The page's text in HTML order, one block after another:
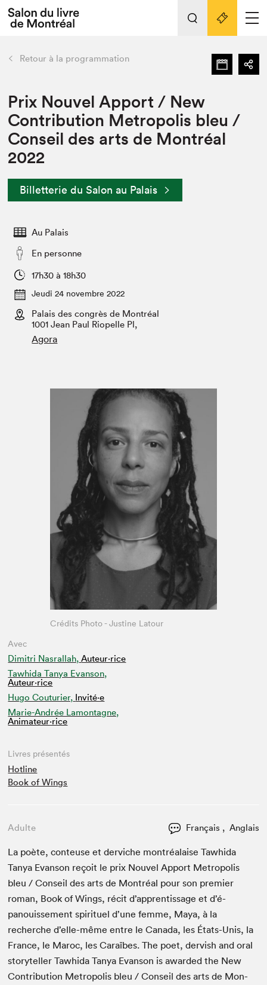
Espace enseignant·e·s
Espace médias
L'événement
Préparer sa visite au Salon
Actualités
SLM PRO
retour Nos activités
Préparer sa visite
Salon au Palais
Salon dans la ville et en ligne
Liens pratiques
Retour à la programmation
Prix Nouvel Apport / New
Contribution Metropolis bleu /
Conseil des arts de Montréal
2022
Billetterie du Salon au Palais
Au Palais
En personne
17h30 à 18h30
Jeudi 24 novembre 2022
Palais des congrès de Montréal
1001 Jean Paul Riopelle Pl,
Agora
Avec
Dimitri Nasrallah, Auteur·rice
Tawhida Tanya Evanson,
Auteur·rice
Hugo Couturier, Invité⋅e
Marie-Andrée Lamontagne,
Animateur⋅rice
Crédits Photo - Justine Latour
Livres présentés
Hotline
Book of Wings
Adulte Français , Anglais
La poète, con­teuse et der­viche mon­tréalaise Tawhi­da
Tanya Evan­son reçoit le prix Nou­v­el Apport Metrop­o­lis
bleu / Con­seil des arts de Mon­tréal pour son pre­mier
roman, Book of Wings, réc­it d’ap­pren­tis­sage et d’é­
panouisse­ment spir­ituel d’une femme, Maya, à la
recherche d’elle-même entre le Cana­da, les États-Unis, la
France, le Maroc, les Caraïbes. The poet, dervish and oral
sto­ry­teller Tawhi­da Tanya Evan­son is award­ed the New
Con­tri­bu­tion Metrop­o­lis bleu / Con­seil des arts de Mon­